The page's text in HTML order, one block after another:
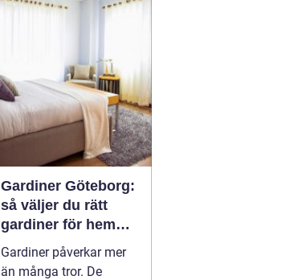
snabbare. Genom
Göteborg ...
Gardiner Göteborg:
så väljer du rätt
gardiner för hem
och offentlig miljö
Gardiner påverkar mer
än många tror. De